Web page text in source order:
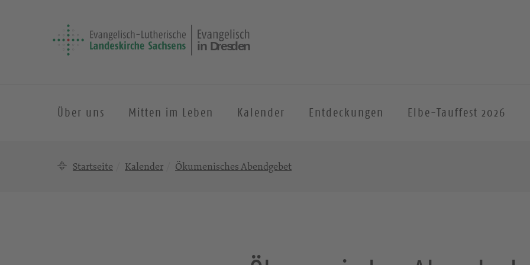
Über uns Mitten im Leben Kalender Entdeckungen Elbe-Tauffest 2026
Startseite Kalender Ökumenisches Abendgebet